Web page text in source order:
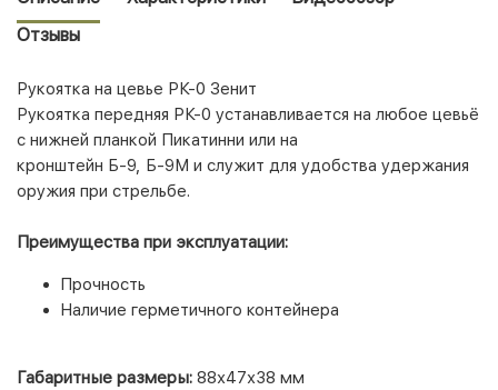
Отзывы
Рукоятка на цевье РК-0 Зенит
Рукоятка передняя РК-0 устанавливается на любое цевьё
с нижней планкой Пикатинни или на
кронштейн Б-9, Б-9М и служит для удобства удержания
оружия при стрельбе.
Преимущества при эксплуатации:
Прочность
Наличие герметичного контейнера
Габаритные размеры: 88х47х38 мм